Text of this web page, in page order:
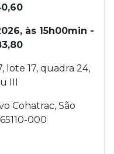
às 15h00min -
lote 17, quadra 24,
III
Cohatrac, São
000